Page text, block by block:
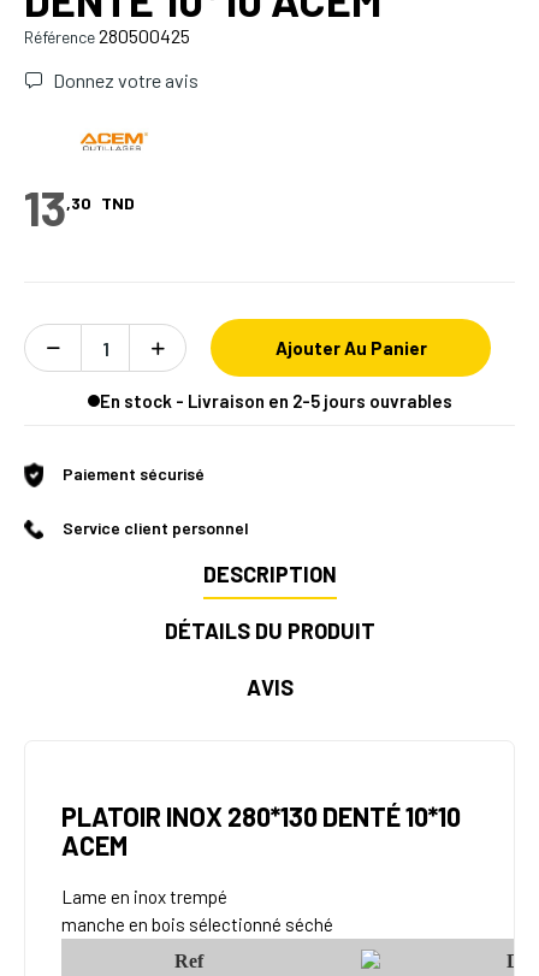
Référence280500425
Donnez votre avis
13,30 TND
Ajouter Au Panier
En stock - Livraison en 2-5 jours ouvrables
Paiement sécurisé
Service client personnel
DESCRIPTION
DÉTAILS DU PRODUIT
AVIS
PLATOIR INOX 280*130 DENTÉ 10*10
ACEM
Lame en inox trempé
manche en bois sélectionné séché
Ref